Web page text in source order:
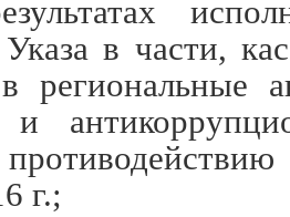
в части,
региональные
г.;